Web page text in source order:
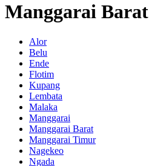
Manggarai Barat
Alor
Belu
Ende
Flotim
Kupang
Lembata
Malaka
Manggarai
Manggarai Barat
Manggarai Timur
Nagekeo
Ngada